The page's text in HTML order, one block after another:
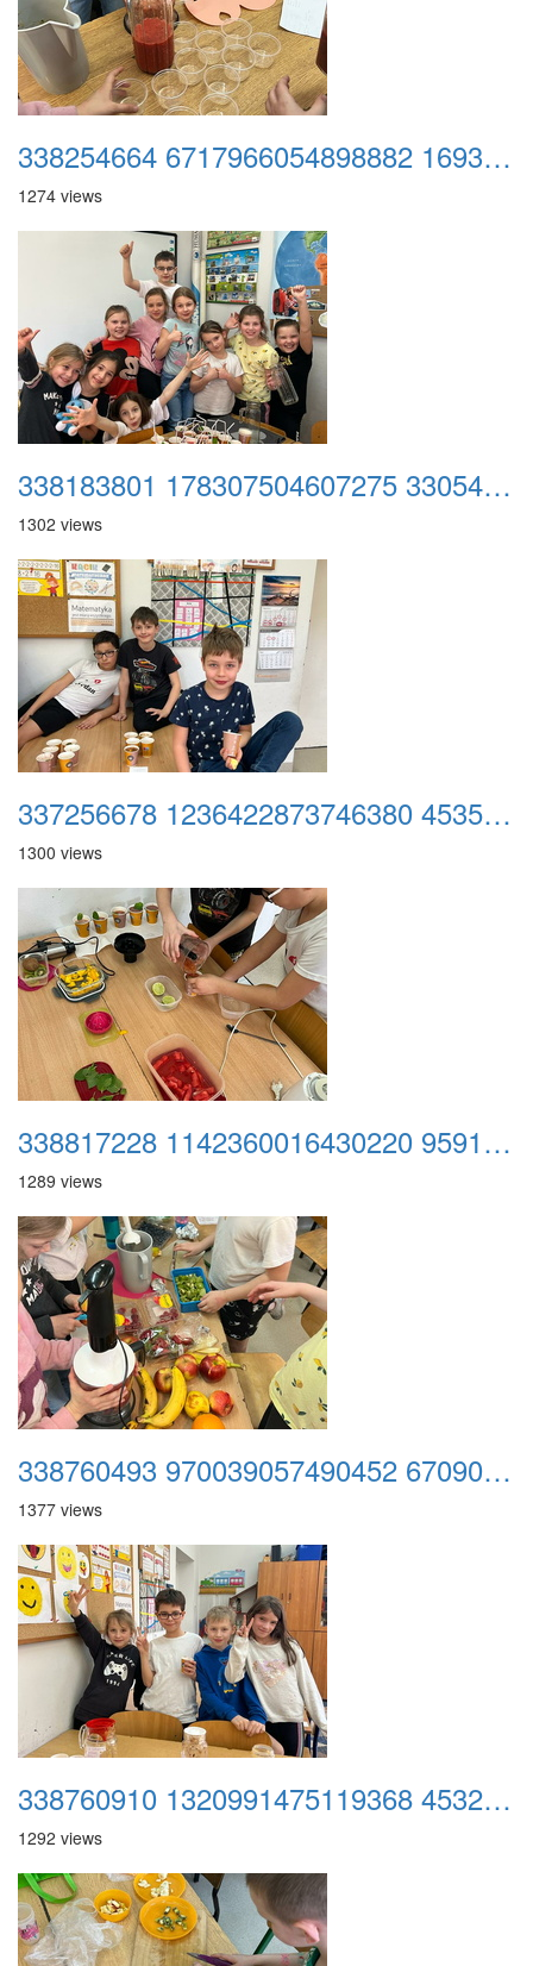
338254664 6717966054898882 1693961219495628586 n
1274 views
338183801 178307504607275 3305492889238133234 n
1302 views
337256678 1236422873746380 4535643652338875585 n
1300 views
338817228 1142360016430220 959125968150647681 n
1289 views
338760493 970039057490452 6709089556111075578 n
1377 views
338760910 1320991475119368 453205095628423842 n
1292 views